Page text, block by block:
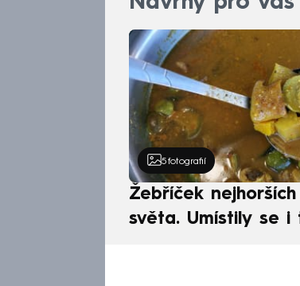
5 fotografií
Žebříček nejhorších
světa. Umístily se i